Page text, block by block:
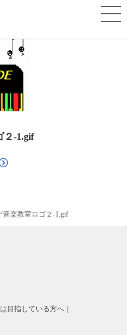
２-1.gif
音楽教室ロゴ２-1.gif
目指している方へ